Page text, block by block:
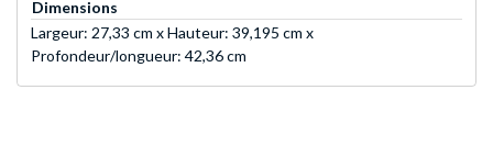
Dimensions
Largeur: 27,33 cm x Hauteur: 39,195 cm x
Profondeur/longueur: 42,36 cm